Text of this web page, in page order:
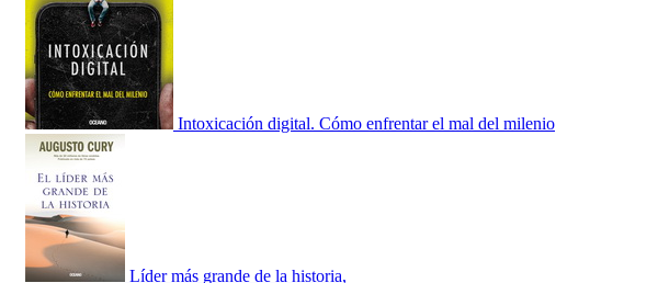
Intoxicación digital. Cómo enfrentar el mal del milenio
Líder más grande de la historia,